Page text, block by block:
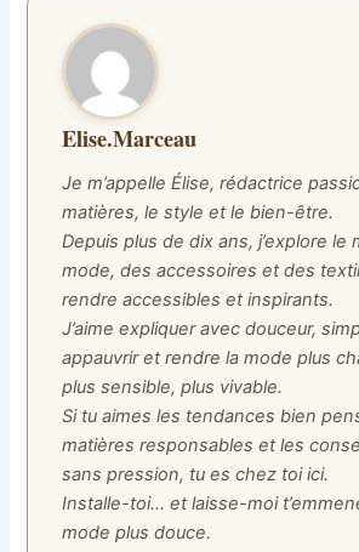
Elise.Marceau
Je m’appelle Élise, rédactrice
matières, le style et le bien-être.
Depuis plus de dix ans, j’explore le
mode, des accessoires et des
rendre accessibles et inspirants.
J’aime expliquer avec douceur,
appauvrir et rendre la mode plus
plus sensible, plus vivable.
Si tu aimes les tendances bien
matières responsables et les
sans pression, tu es chez toi ici.
Installe-toi… et laisse-moi
mode plus douce.